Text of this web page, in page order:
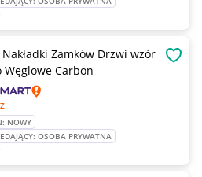
Nakładki Zamków Drzwi wzór
Węglowe Carbon
NOWY
OSOBA PRYWATNA